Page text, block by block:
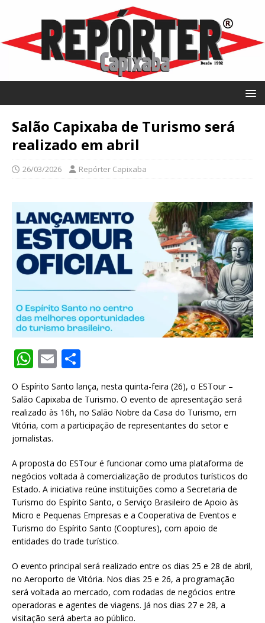
Salão Capixaba de Turismo será
realizado em abril
26/03/2026 Repórter Capixaba
W
h
at
s
A
p
E
m
ai
l
ar
e
O Espírito Santo lança, nesta quinta-feira (26), o ESTour –
Salão Capixaba de Turismo. O evento de apresentação será
realizado às 16h, no Salão Nobre da Casa do Turismo, em
Vitória, com a participação de representantes do setor e
jornalistas.
A proposta do ESTour é funcionar como uma plataforma de
negócios voltada à comercialização de produtos turísticos do
Estado. A iniciativa reúne instituições como a Secretaria de
Turismo do Espírito Santo, o Serviço Brasileiro de Apoio às
Micro e Pequenas Empresas e a Cooperativa de Eventos e
Turismo do Espírito Santo (Cooptures), com apoio de
entidades do trade turístico.
O evento principal será realizado entre os dias 25 e 28 de abril,
no Aeroporto de Vitória. Nos dias 25 e 26, a programação
será voltada ao mercado, com rodadas de negócios entre
operadoras e agentes de viagens. Já nos dias 27 e 28, a
visitação será aberta ao público.